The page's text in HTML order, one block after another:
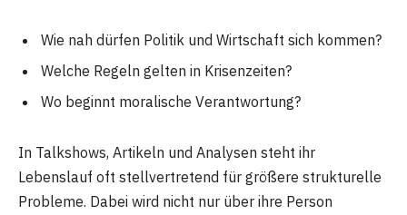
Wie nah dürfen Politik und Wirtschaft sich kommen?
Welche Regeln gelten in Krisenzeiten?
Wo beginnt moralische Verantwortung?
In Talkshows, Artikeln und Analysen steht ihr
Lebenslauf oft stellvertretend für größere strukturelle
Probleme. Dabei wird nicht nur über ihre Person